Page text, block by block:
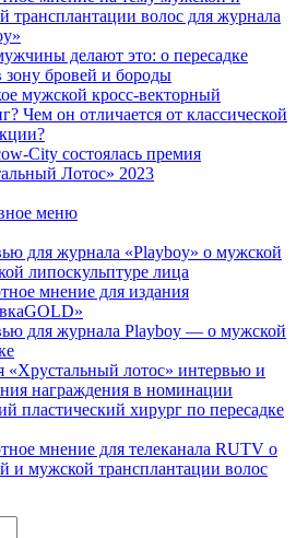
трансплантации волос для журнала
делают это: о пересадке
зону бровей и бороды
мужской кросс-векторный
Чем он отличается от классической
City состоялась премия
Лотос» 2023
меню
для журнала «Playboy» о мужской
липоскульптуре лица
мнение для издания
для журнала Playboy — о мужской
«Хрустальный лотос» интервью и
награждения в номинации
пластический хирург по пересадке
мнение для телеканала RUTV о
и мужской трансплантации волос